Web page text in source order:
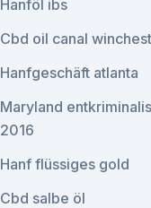
Hanföl ibs
Cbd oil canal
Hanfgeschäft atlanta
Maryland
2016
Hanf flüssiges gold
Cbd salbe öl